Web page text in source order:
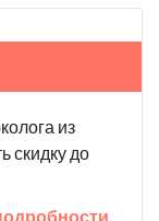
из
скидку до